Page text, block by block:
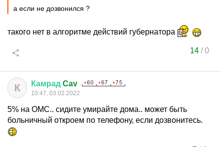
а если не дозвонился ?
такого нет в алгоритме действий губернатора
14 /0
К Камрад Cav
10:47, 03.02.2022
5% на ОМС.. сидите умирайте дома.. может быть
больничный откроем по телефону, если дозвонитесь.